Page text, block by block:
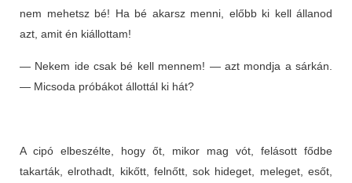
nem mehetsz bé! Ha bé akarsz menni, előbb ki kell állanod
azt, amit én kiállottam!
— Nekem ide csak bé kell mennem! — azt mondja a sárkán.
— Micsoda próbákot állottál ki hát?
A cipó elbeszélte, hogy őt, mikor mag vót, felásott fődbe
takarták, elrothadt, kikőtt, felnőtt, sok hideget, meleget, esőt,